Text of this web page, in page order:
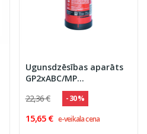
Ugunsdzēsības aparāts
GP2xABC/MP
''OGNIOCHRON'' 13A 89B
C, PA-2
22,36 € - 30 %
15,65 € e-veikala cena